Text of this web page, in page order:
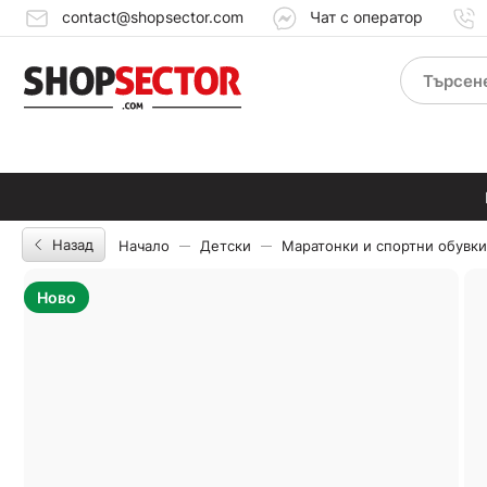
contact@shopsector.com Чат с оператор
Назад Начало Детски Маратонки и спортни обувки
Ново